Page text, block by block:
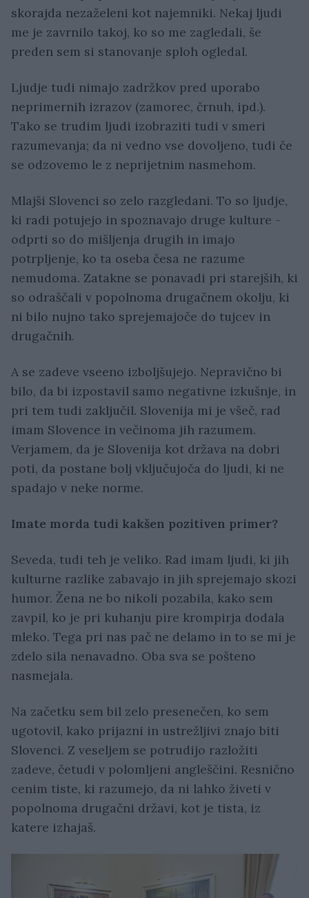
skorajda nezaželeni kot najemniki. Nekaj ljudi
me je zavrnilo takoj, ko so me zagledali, še
preden sem si stanovanje sploh ogledal.
Ljudje tudi nimajo zadržkov pred uporabo
neprimernih izrazov (zamorec, črnuh, ipd.).
Tako se trudim ljudi izobraziti tudi v smeri
razumevanja; da ni vedno vse dovoljeno, tudi če
se odzovemo le z neprijetnim nasmehom.
Mlajši Slovenci so zelo razgledani. To so ljudje,
ki radi potujejo in spoznavajo druge kulture -
odprti so do mišljenja drugih in imajo
potrpljenje, ko ta oseba česa ne razume
nemudoma. Zatakne se ponavadi pri starejših, ki
so odraščali v popolnoma drugačnem okolju, ki
ni bilo nujno tako sprejemajoče do tujcev in
drugačnih.
A se zadeve vseeno izboljšujejo. Nepravično bi
bilo, da bi izpostavil samo negativne izkušnje, in
pri tem tudi zaključil. Slovenija mi je všeč, rad
imam Slovence in večinoma jih razumem.
Verjamem, da je Slovenija kot država na dobri
poti, da postane bolj vključujoča do ljudi, ki ne
spadajo v neke norme.
Imate morda tudi kakšen pozitiven primer?
Seveda, tudi teh je veliko. Rad imam ljudi, ki jih
kulturne razlike zabavajo in jih sprejemajo skozi
humor. Žena ne bo nikoli pozabila, kako sem
zavpil, ko je pri kuhanju pire krompirja dodala
mleko. Tega pri nas pač ne delamo in to se mi je
zdelo sila nenavadno. Oba sva se pošteno
nasmejala.
Na začetku sem bil zelo presenečen, ko sem
ugotovil, kako prijazni in ustrežljivi znajo biti
Slovenci. Z veseljem se potrudijo razložiti
zadeve, četudi v polomljeni angleščini. Resnično
cenim tiste, ki razumejo, da ni lahko živeti v
popolnoma drugačni državi, kot je tista, iz
katere izhajaš.